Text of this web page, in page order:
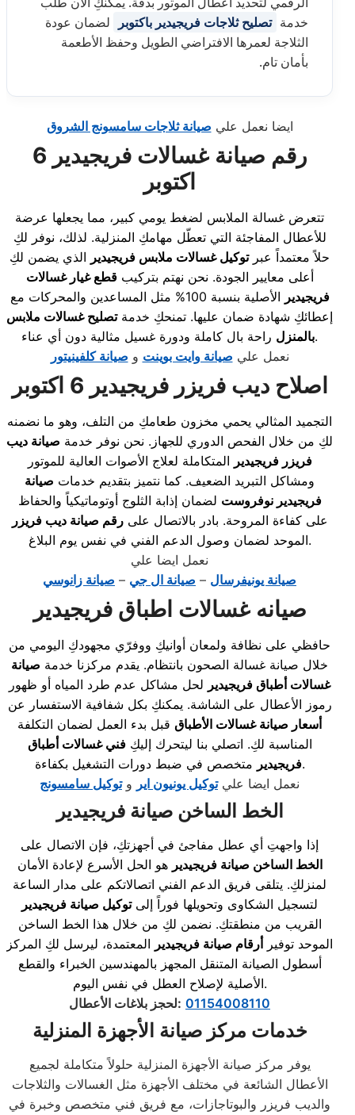
خدمة تصليح ثلاجات فريجيدير باكتوبر
لضمان عودة
الثلاجة لعمرها الافتراضي الطويل وحفظ الأطعمة
بأمان تام.
ايضا نعمل علي صيانة ثلاجات سامسونج الشروق
رقم صيانة غسالات فريجيدير 6
اكتوبر
تتعرض غسالة الملابس لضغط يومي كبير، مما يجعلها عرضة
للأعطال المفاجئة التي تعطّل مهامكِ المنزلية. لذلك، نوفر لكِ
حلاً معتمداً عبرتوكيل غسالات ملابس فريجيدير الذي يضمن لكِ
أعلى معايير الجودة. نحن نهتم بتركيبقطع غيار غسالات
فريجيدير
الأصلية بنسبة 100% مثل المساعدين والمحركات مع
إعطائكِ شهادة ضمان عليها. تمنحكِ خدمةتصليح غسالات ملابس
بالمنزلراحة بال كاملة ودورة غسيل مثالية دون أي عناء.
نعمل علي صيانة وايت بوينت و صيانة كلفينيتور
اصلاح ديب فريزر فريجيدير 6 اكتوبر
التجميد المثالي يحمي مخزون طعامكِ من التلف، وهو ما نضمنه
لكِ من خلال الفحص الدوري للجهاز. نحن نوفر خدمة صيانة ديب
فريزر فريجيدير المتكاملة لعلاج الأصوات العالية للموتور
ومشاكل التبريد الضعيف. كما نتميز بتقديم خدمات صيانة
فريجيدير نوفروست لضمان إذابة الثلوج أوتوماتيكياً والحفاظ
على كفاءة المروحة. بادر بالاتصال علىرقم صيانة ديب فريزر
الموحد لضمان وصول الدعم الفني في نفس يوم البلاغ.
نعمل ايضا علي
صيانة يونيفرسال – صيانة ال جي – صيانة زانوسي
صيانه غسالات اطباق فريجيدير
حافظي على نظافة ولمعان أوانيكِ ووفرّي مجهودكِ اليومي من
خلال صيانة غسالة الصحون بانتظام. يقدم مركزنا خدمة صيانة
غسالات أطباق فريجيدير لحل مشاكل عدم طرد المياه أو ظهور
رموز الأعطال على الشاشة. يمكنكِ بكل شفافية الاستفسار عن
أسعار صيانة غسالات الأطباق قبل بدء العمل لضمان التكلفة
المناسبة لكِ. اتصلي بنا ليتحرك إليكِفني غسالات أطباق
فريجيديرمتخصص في ضبط دورات التشغيل بكفاءة.
نعمل ايضا عليتوكيل يونيون اير وتوكيل سامسونج
الخط الساخن صيانة فريجيدير
إذا واجهتِ أي عطل مفاجئ في أجهزتكِ، فإن الاتصال على
الخط الساخن صيانة فريجيدير هو الحل الأسرع لإعادة الأمان
لمنزلكِ. يتلقى فريق الدعم الفني اتصالاتكم على مدار الساعة
لتسجيل الشكاوى وتحويلها فوراً إلىتوكيل صيانة فريجيدير
القريب من منطقتكِ. نضمن لكِ من خلال هذا الخط الساخن
الموحد توفير أرقام صيانة فريجيدير المعتمدة، ليرسل لكِ المركز
أسطول الصيانة المتنقل المجهز بالمهندسين الخبراء والقطع
الأصلية لإصلاح العطل في نفس اليوم.
لحجز بلاغات الأعطال: 01154008110
خدمات مركز صيانة الأجهزة المنزلية
يوفر مركز صيانة الأجهزة المنزلية حلولاً متكاملة لجميع
الأعطال الشائعة في مختلف الأجهزة مثل الغسالات والثلاجات
والديب فريزر والبوتاجازات، مع فريق فني متخصص وخبرة في